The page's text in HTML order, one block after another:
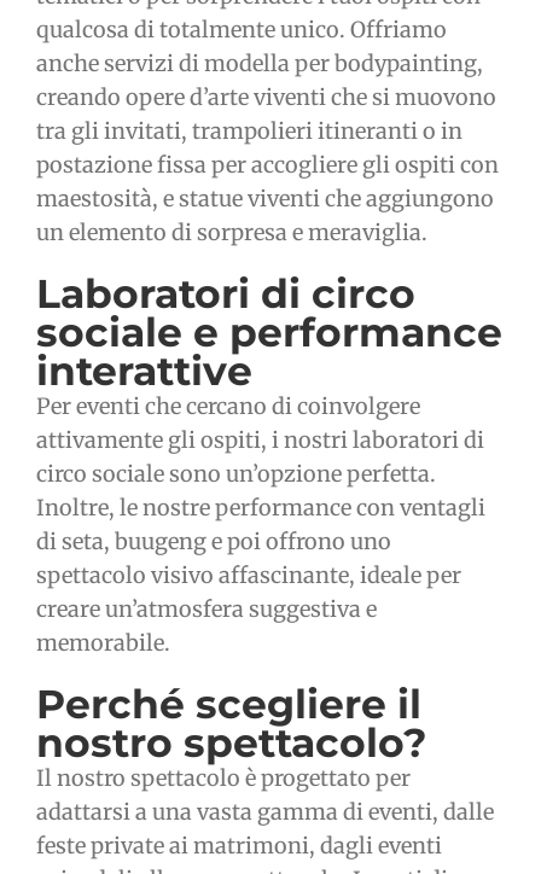
qualcosa di totalmente unico. Offriamo
anche servizi di modella per bodypainting,
creando opere d’arte viventi che si muovono
tra gli invitati, trampolieri itineranti o in
postazione fissa per accogliere gli ospiti con
maestosità, e statue viventi che aggiungono
un elemento di sorpresa e meraviglia.
Laboratori di circo
sociale e performance
interattive
Per eventi che cercano di coinvolgere
attivamente gli ospiti, i nostri laboratori di
circo sociale sono un’opzione perfetta.
Inoltre, le nostre performance con ventagli
di seta, buugeng e poi offrono uno
spettacolo visivo affascinante, ideale per
creare un’atmosfera suggestiva e
memorabile.
Perché scegliere il
nostro spettacolo?
Il nostro spettacolo è progettato per
adattarsi a una vasta gamma di eventi, dalle
feste private ai matrimoni, dagli eventi